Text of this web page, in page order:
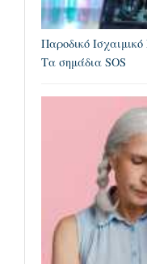
Παροδικό
Τα σημάδια SOS